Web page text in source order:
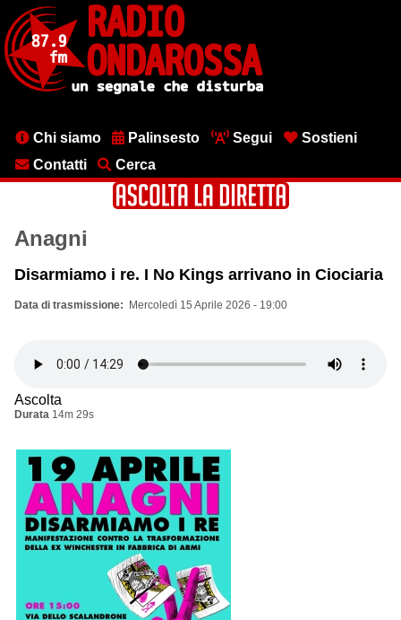
contenuto
principale
MenuChi siamo Palinsesto Segui
Sostieni
Contatti
Cerca
Anagni
Disarmiamo i re. I No Kings arrivano in Ciociaria
Data di trasmissione Mercoledì 15 Aprile 2026 - 19:00
Ascolta
Durata 14m 29s